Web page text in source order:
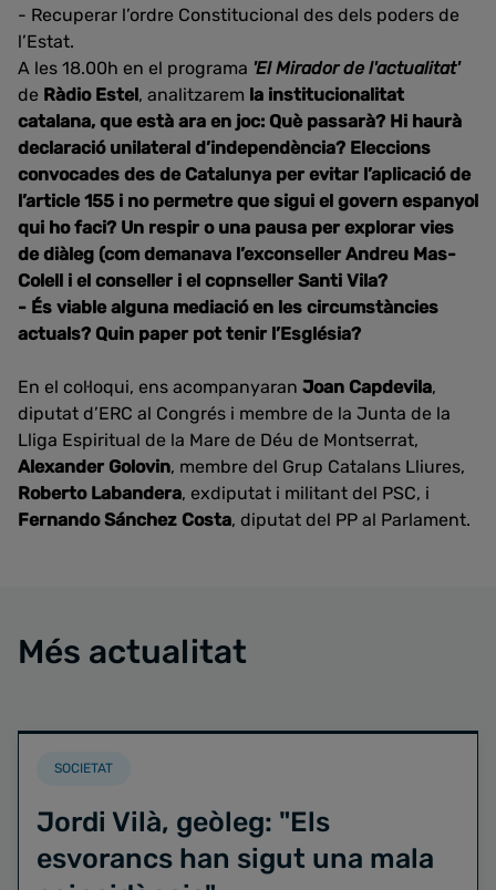
- Recuperar l’ordre Constitucional des dels poders de
l’Estat.
A les 18.00h en el programa 'El Mirador de l'actualitat'
de Ràdio Estel, analitzarem la institucionalitat
catalana, que està ara en joc: Què passarà? Hi haurà
declaració unilateral d’independència? Eleccions
convocades des de Catalunya per evitar l’aplicació de
l’article 155 i no permetre que sigui el govern espanyol
qui ho faci? Un respir o una pausa per explorar vies
de diàleg (com demanava l’exconseller Andreu Mas-
Colell i el conseller i el copnseller Santi Vila?
- És viable alguna mediació en les circumstàncies
actuals? Quin paper pot tenir l’Església?
En el col·loqui, ens acompanyaran Joan Capdevila,
diputat d’ERC al Congrés i membre de la Junta de la
Lliga Espiritual de la Mare de Déu de Montserrat,
Alexander Golovin, membre del Grup Catalans Lliures,
Roberto Labandera, exdiputat i militant del PSC, i
Fernando Sánchez Costa, diputat del PP al Parlament.
Més actualitat
SOCIETAT
Jordi Vilà, geòleg: "Els
esvorancs han sigut una mala